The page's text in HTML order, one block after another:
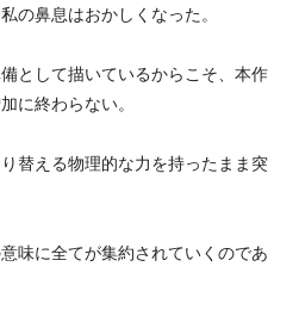
の鼻息はおかしくなった。
として描いているからこそ、本作
に終わらない。
替える物理的な力を持ったまま突
味に全てが集約されていくのであ